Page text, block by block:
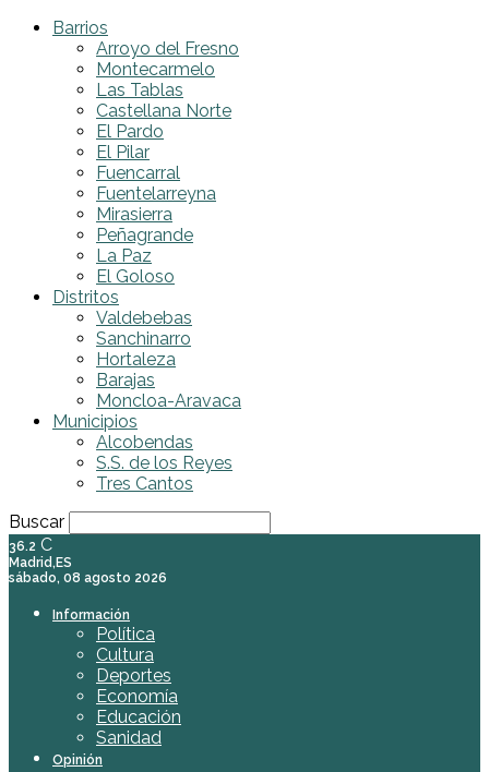
Barrios
Arroyo del Fresno
Montecarmelo
Las Tablas
Castellana Norte
El Pardo
El Pilar
Fuencarral
Fuentelarreyna
Mirasierra
Peñagrande
La Paz
El Goloso
Distritos
Valdebebas
Sanchinarro
Hortaleza
Barajas
Moncloa-Aravaca
Municipios
Alcobendas
S.S. de los Reyes
Tres Cantos
Buscar
36.2 C
Madrid,ES
sábado, 08 agosto 2026
Información
Política
Cultura
Deportes
Economía
Educación
Sanidad
Opinión